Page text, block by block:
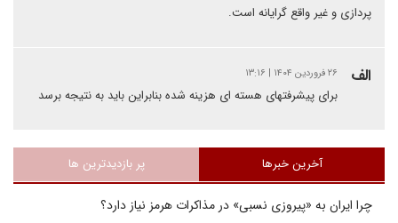
پردازی و غیر واقع گرایانه است.
الف ۲۶ فروردین ۱۴۰۴ | ۱۳:۱۶
برای پیشرفتهای هسته ای هزینه شده بنابراین باید به نتیجه برسد
آخرین خبرها پر بازدیدترین ها
چرا ایران به «پیروزی نسبی» در مذاکرات هرمز نیاز دارد؟